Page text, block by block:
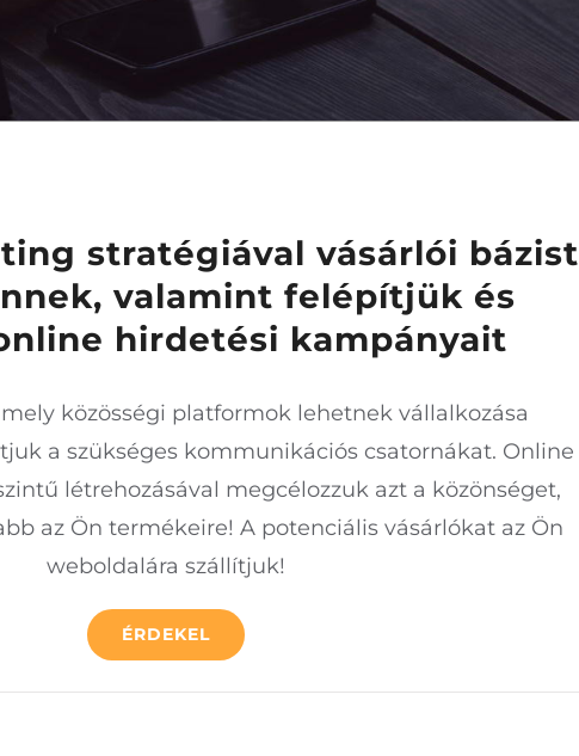
stratégiával vásárlói bázist
valamint felépítjük és
hirdetési kampányait
közösségi platformok lehetnek vállalkozása
a szükséges kommunikációs csatornákat. Online
létrehozásával megcélozzuk azt a közönséget,
az Ön termékeire! A potenciális vásárlókat az Ön
weboldalára szállítjuk!
ÉRDEKEL